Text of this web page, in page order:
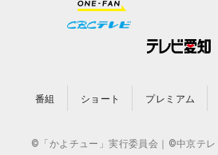
番組 ショート プレミアム
©「かよチュー」実行委員会｜©中京テレ